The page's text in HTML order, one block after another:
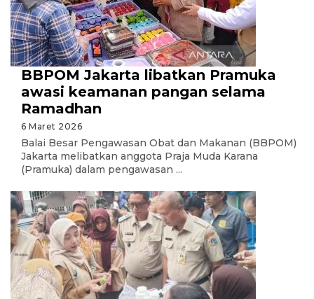
BBPOM Jakarta libatkan Pramuka
awasi keamanan pangan selama
Ramadhan
6 Maret 2026
Balai Besar Pengawasan Obat dan Makanan (BBPOM)
Jakarta melibatkan anggota Praja Muda Karana
(Pramuka) dalam pengawasan ...